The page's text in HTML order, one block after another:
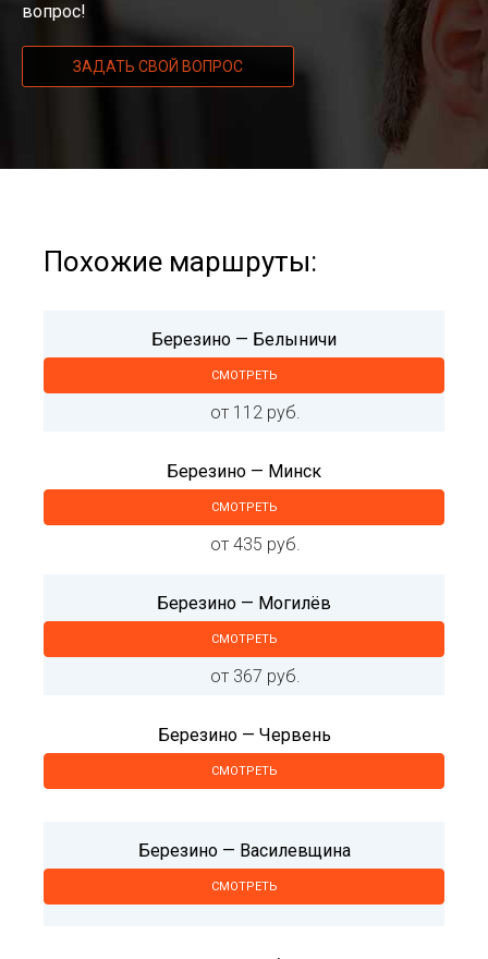
вопрос!
ЗАДАТЬ СВОЙ ВОПРОС
Похожие маршруты:
Березино — Белыничи
СМОТРЕТЬ
от 112 руб.
Березино — Минск
СМОТРЕТЬ
от 435 руб.
Березино — Могилёв
СМОТРЕТЬ
от 367 руб.
Березино — Червень
СМОТРЕТЬ
Березино — Василевщина
СМОТРЕТЬ